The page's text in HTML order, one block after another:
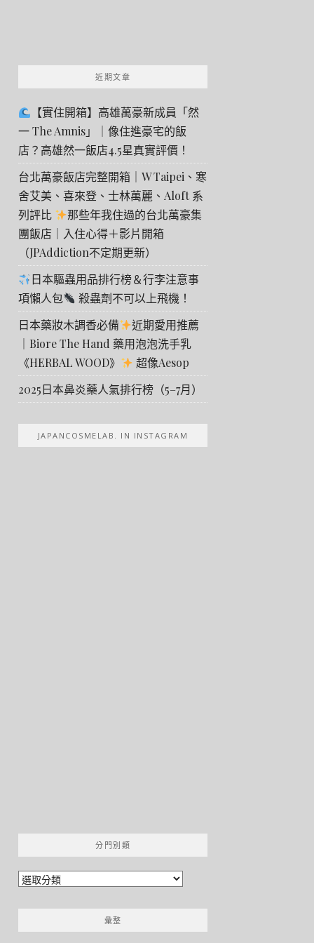
近期文章
【實住開箱】高雄萬豪新成員「然
一 The Amnis」｜像住進豪宅的飯
店？高雄然一飯店4.5星真實評價！
台北萬豪飯店完整開箱｜W Taipei、寒
舍艾美、喜來登、士林萬麗、Aloft 系
列評比
那些年我住過的台北萬豪集
團飯店｜入住心得＋影片開箱
（JPAddiction不定期更新）
日本驅蟲用品排行榜＆行李注意事
項懶人包
殺蟲劑不可以上飛機！
日本藥妝木調香必備
近期愛用推薦
｜Biore The Hand 藥用泡泡洗手乳
《HERBAL WOOD》
超像Aesop
2025日本鼻炎藥人氣排行榜（5–7月）
JAPANCOSMELAB. IN INSTAGRAM
分門別類
分
別
彙整